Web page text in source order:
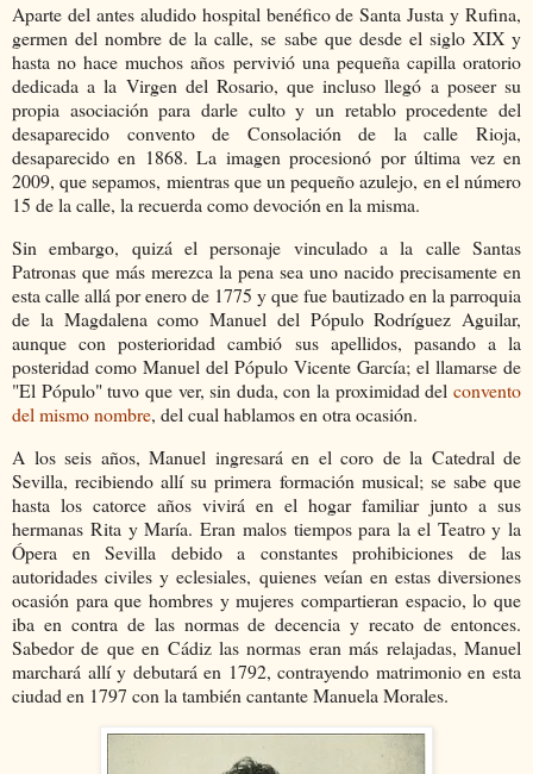
Aparte del antes aludido hospital benéfico de Santa Justa y Rufina,
germen del nombre de la calle, se sabe que desde el siglo XIX y
hasta no hace muchos años pervivió una pequeña capilla oratorio
dedicada a la Virgen del Rosario, que incluso llegó a poseer su
propia asociación para darle culto y un retablo procedente del
desaparecido convento de Consolación de la calle Rioja,
desaparecido en 1868. La imagen procesionó por última vez en
2009, que sepamos, mientras que un pequeño azulejo, en el número
15 de la calle, la recuerda como devoción en la misma.
Sin embargo, quizá el personaje vinculado a la calle Santas
Patronas que más merezca la pena sea uno nacido precisamente en
esta calle allá por enero de 1775 y que fue bautizado en la parroquia
de la Magdalena como Manuel del Pópulo Rodríguez Aguilar,
aunque con posterioridad cambió sus apellidos, pasando a la
posteridad como Manuel del Pópulo Vicente García; el llamarse de
"El Pópulo" tuvo que ver, sin duda, con la proximidad del convento
del mismo nombre, del cual hablamos en otra ocasión.
A los seis años, Manuel ingresará en el coro de la Catedral de
Sevilla, recibiendo allí su primera formación musical; se sabe que
hasta los catorce años vivirá en el hogar familiar junto a sus
hermanas Rita y María. Eran malos tiempos para la el Teatro y la
Ópera en Sevilla debido a constantes prohibiciones de las
autoridades civiles y eclesiales, quienes veían en estas diversiones
ocasión para que hombres y mujeres compartieran espacio, lo que
iba en contra de las normas de decencia y recato de entonces.
Sabedor de que en Cádiz las normas eran más relajadas, Manuel
marchará allí y debutará en 1792, contrayendo matrimonio en esta
ciudad en 1797 con la también cantante Manuela Morales.